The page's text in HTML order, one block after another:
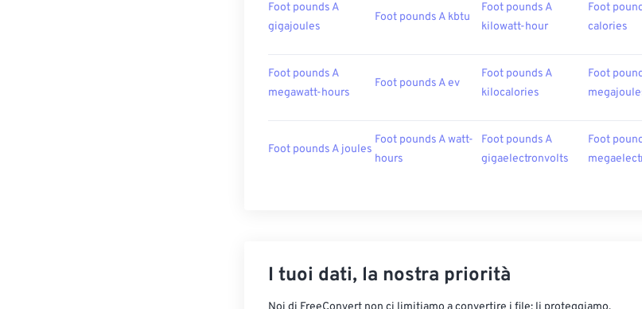
Foot pounds A
gigajoules
Foot pounds A kbtu
Foot pounds A
kilowatt-hour
Foot
calories
Foot pounds A
megawatt-hours
Foot pounds A ev
Foot pounds A
kilocalories
Foot
Foot pounds A joules
Foot pounds A watt-
hours
Foot pounds A
gigaelectronvolts
Foot
I tuoi dati, la nostra priorità